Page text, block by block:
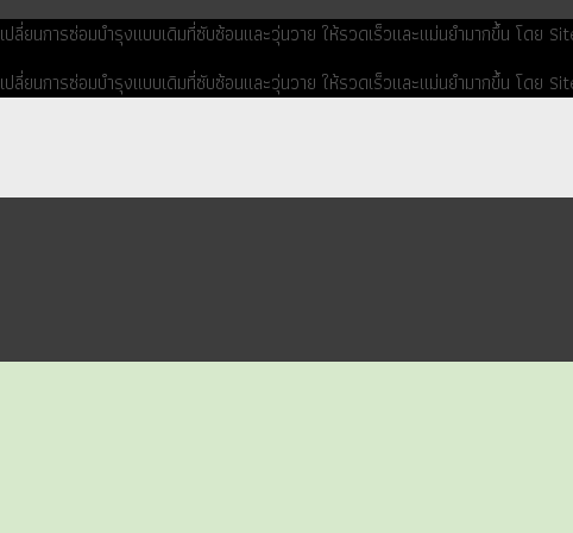
เปลี่ยนการซ่อมบำรุงแบบเดิมที่ซับซ้อนและวุ่นวาย ให้รวดเร็วและแม่นยำมากขึ้น โดย
เปลี่ยนการซ่อมบำรุงแบบเดิมที่ซับซ้อนและวุ่นวาย ให้รวดเร็วและแม่นยำมากขึ้น โดย